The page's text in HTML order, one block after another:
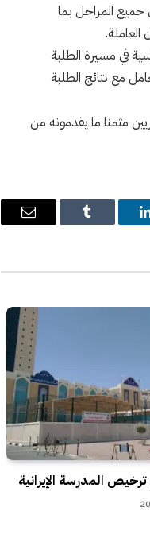
جميع المراحل بما
في مسيرة الطلبة
مع نتائج الطلبة
مثمنا ما يقدمونه من
لينكدإن Tumblr
البريد
ترخيص المدرسة الإيرانية